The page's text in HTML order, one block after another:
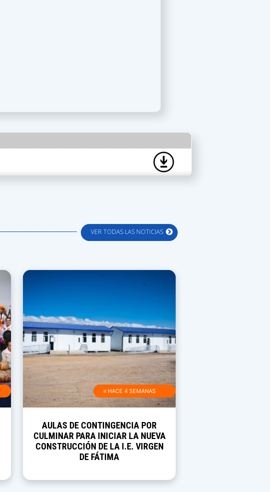
VER TODAS LAS NOTICIAS
≡ HACE 4 SEMANAS
AULAS DE CONTINGENCIA POR
CULMINAR PARA INICIAR LA NUEVA
CONSTRUCCIÓN DE LA I.E. VIRGEN
DE FÁTIMA